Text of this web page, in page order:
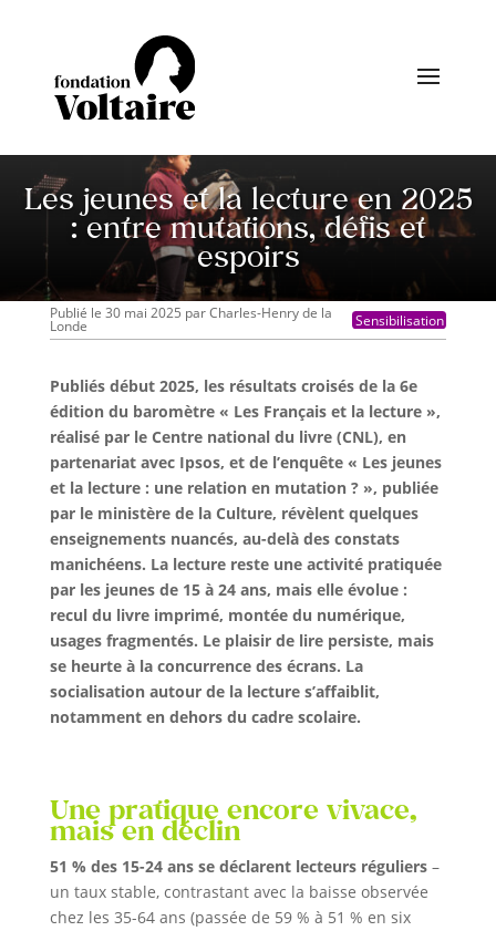
Les jeunes et la lecture en 2025
: entre mutations, défis et
espoirs
Publié le 30 mai 2025 parCharles-Henry de la
Londe Sensibilisation
Publiés début 2025, les résultats croisés de la 6e
édition du baromètre « Les Français et la lecture »,
réalisé par le Centre national du livre (CNL), en
partenariat avec Ipsos, et de l’enquête « Les jeunes
et la lecture : une relation en mutation ? », publiée
par le ministère de la Culture, révèlent quelques
enseignements nuancés, au-delà des constats
manichéens. La lecture reste une activité pratiquée
par les jeunes de 15 à 24 ans, mais elle évolue :
recul du livre imprimé, montée du numérique,
usages fragmentés. Le plaisir de lire persiste, mais
se heurte à la concurrence des écrans. La
socialisation autour de la lecture s’affaiblit,
notamment en dehors du cadre scolaire.
Une pratique encore vivace,
mais en déclin
51 % des 15-24 ans se déclarent lecteurs réguliers–
un taux stable, contrastant avec la baisse observée
chez les 35-64 ans (passée de 59 % à 51 % en six